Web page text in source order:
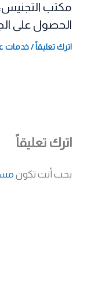
مكتب
الحصول على
اترك تعليقاً /خدمات
اترك تعليقاً
يجب أنت تكون